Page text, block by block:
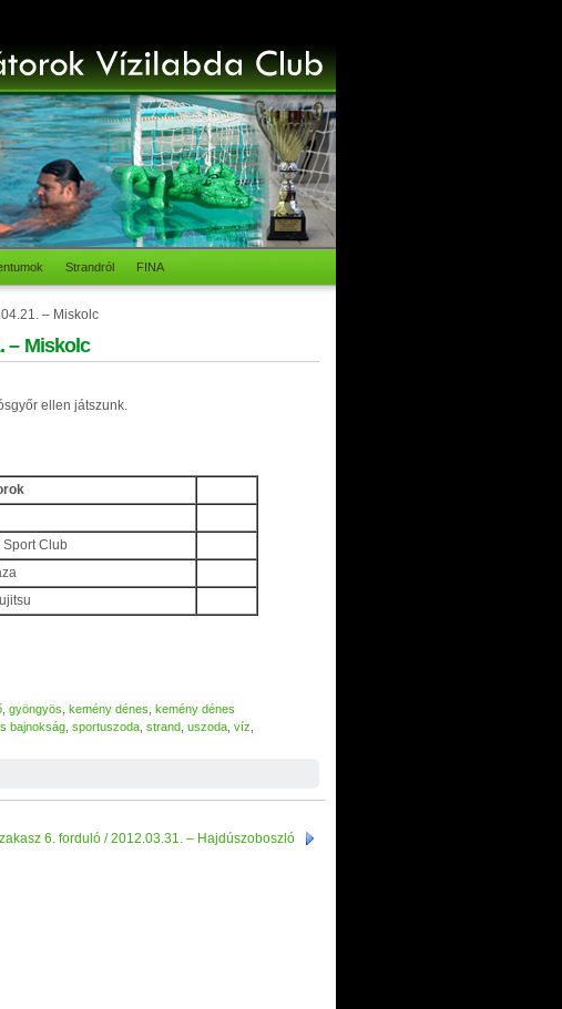
Strandról FINA
– Miskolc
– Miskolc
ellen játszunk.
Club
gyöngyös kemény dénes kemény dénes
bajnokság sportuszoda strand uszoda víz
6. forduló / 2012.03.31. – Hajdúszoboszló